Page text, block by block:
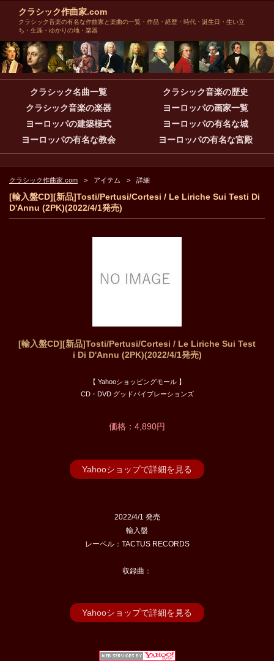
クラシック作曲家.com
クラシック音楽の有名な作曲家と楽曲の一覧・作品・経歴・時代・誕生日・生い立
ち・生涯・ゆかりの地・楽器
クラシック名曲一覧
クラシック音楽の歴史
クラシック音楽の楽器
ヨーロッパの画家一覧
ヨーロッパの建築様式
ヨーロッパの有名な城
ヨーロッパの有名な教会
ヨーロッパの有名な宮殿
クラシック作曲家.com アイテム 詳細
[輸入盤CD][新品]Tosti/Pertusi/Cortesi / Le Liriche Sui Testi Di
D'Annu (2PK)(2022/4/1発売)
[輸入盤CD][新品]Tosti/Pertusi/Cortesi / Le Liriche Sui Test
i Di D'Annu (2PK)(2022/4/1発売)
【 Yahooショッピングモール 】
CD・DVD グッドバイブレーションズ
価格：4,890円
Yahooショップで詳細を見る
2022/4/1 発売
輸入盤
レーベル：TACTUS RECORDS
収録曲：
Yahooショップで詳細を見る